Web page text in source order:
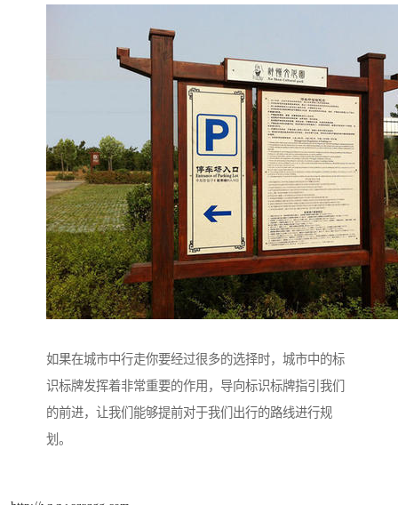
如果在城市中行走你要经过很多的选择时，城市中的标
识标牌发挥着非常重要的作用，导向标识标牌指引我们
的前进，让我们能够提前对于我们出行的路线进行规
划。